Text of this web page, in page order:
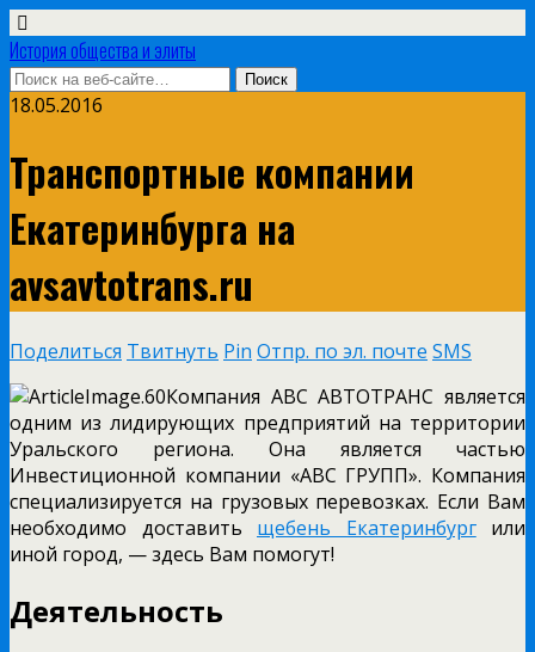
История общества и элиты
18.05.2016
Транспортные компании
Екатеринбурга на
avsavtotrans.ru
Поделиться Твитнуть Pin Отпр. по эл. почте SMS
Компания АВС АВТОТРАНС является
одним из лидирующих предприятий на территории
Уральского региона. Она является частью
Инвестиционной компании «АВС ГРУПП». Компания
специализируется на грузовых перевозках. Если Вам
необходимо доставить щебень Екатеринбургили
иной город, — здесь Вам помогут!
Деятельность